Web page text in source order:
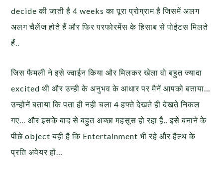
decide की जाती है 4 weeks का पूरा प्रोग्राम है जिसमें अलग
अलग चैलेंज होते हैं और फिर परफोरमेंस के हिसाब से पोईंटस मिलते
हैं..
जिस फैमली ने इसे ज्वाईन किया और मिलकर खेला वो बहुत ज्यादा
excited थी और उन्ही के अनुभव के आधार पर मैनें आपको बताया…
उन्होनें बताया कि पता ही नही चला 4 हफ्ते देखते ही देखते निकल
गए… और इसके बाद से बहुत अच्छा महसूस हो रहा है.. इसे बनाने के
पीछे object यही है कि Entertainment भी रहे और हैल्थ के
प्रति अवेयर हों…